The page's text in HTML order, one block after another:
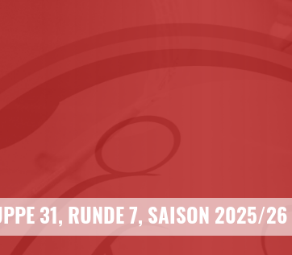
31, RUNDE 7, SAISON 2025/26